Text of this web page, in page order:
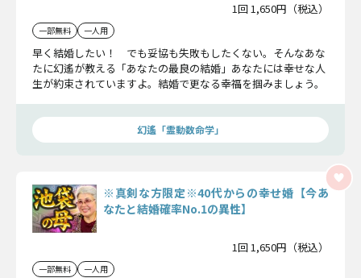
1回 1,650円（税込）
一部無料 一人用
早く結婚したい！ でも妥協も失敗もしたくない。そんなあな
たに幻遙が教える「あなたの最良の結婚」あなたには幸せな人
生が約束されていますよ。結婚で更なる幸福を掴みましょう。
幻遙「霊動数命学」
※真剣な方限定※40代からの幸せ婚【今あ
なたと結婚確率No.1の異性】
1回 1,650円（税込）
一部無料 一人用